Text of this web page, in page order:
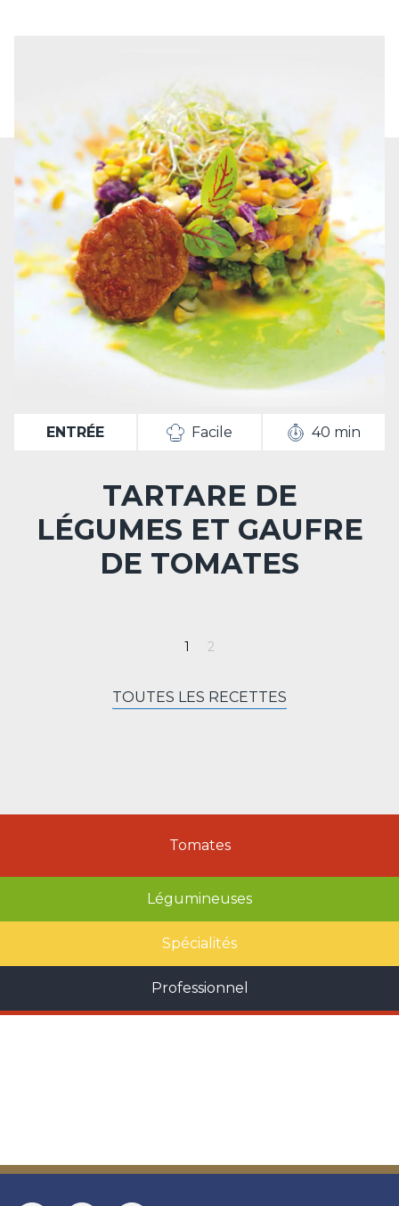
ENTRÉE Facile 40 min
TARTARE DE
LÉGUMES ET GAUFRE
DE TOMATES
TOUTES LES RECETTES
Tomates
Légumineuses
Spécialités
Professionnel